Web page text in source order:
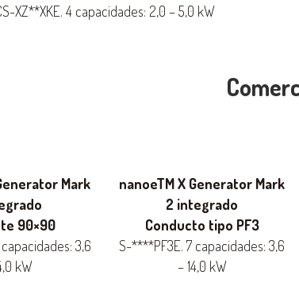
XZ**XKE. 4 capacidades: 2,0 – 5,0 kW
Mark
90×90
3,6
kW
nanoeTM X Generator Mark
2 integrado
Conducto tipo PF3
S-****PF3E. 7 capacidades: 3,6
– 14,0 kW